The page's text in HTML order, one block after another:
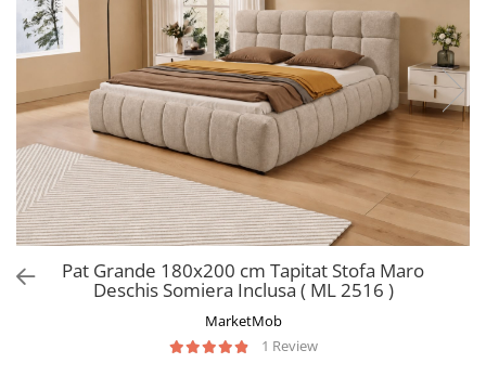
Pat Grande 180x200 cm Tapitat Stofa Maro
Deschis Somiera Inclusa ( ML 2516 )
MarketMob
1 Review